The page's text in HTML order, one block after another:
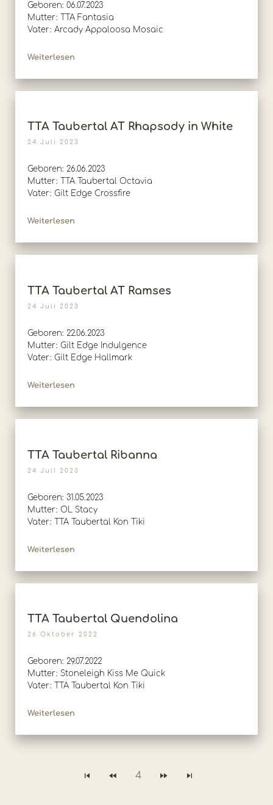
Geboren: 06.07.2023
Mutter: TTA Fantasia
Vater: Arcady Appaloosa Mosaic
Weiterlesen
TTA Taubertal AT Rhapsody in White
24 Juli 2023
Geboren: 26.06.2023
Mutter: TTA Taubertal Octavia
Vater: Gilt Edge Crossfire
Weiterlesen
TTA Taubertal AT Ramses
24 Juli 2023
Geboren: 22.06.2023
Mutter: Gilt Edge Indulgence
Vater: Gilt Edge Hallmark
Weiterlesen
TTA Taubertal Ribanna
24 Juli 2023
Geboren: 31.05.2023
Mutter: OL Stacy
Vater: TTA Taubertal Kon Tiki
Weiterlesen
TTA Taubertal Quendolina
26 Oktober 2022
Geboren: 29.07.2022
Mutter: Stoneleigh Kiss Me Quick
Vater: TTA Taubertal Kon Tiki
Weiterlesen
4